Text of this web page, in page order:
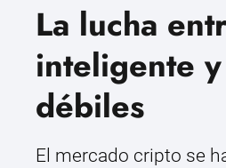
La lucha
inteligente
débiles
El mercado cripto se